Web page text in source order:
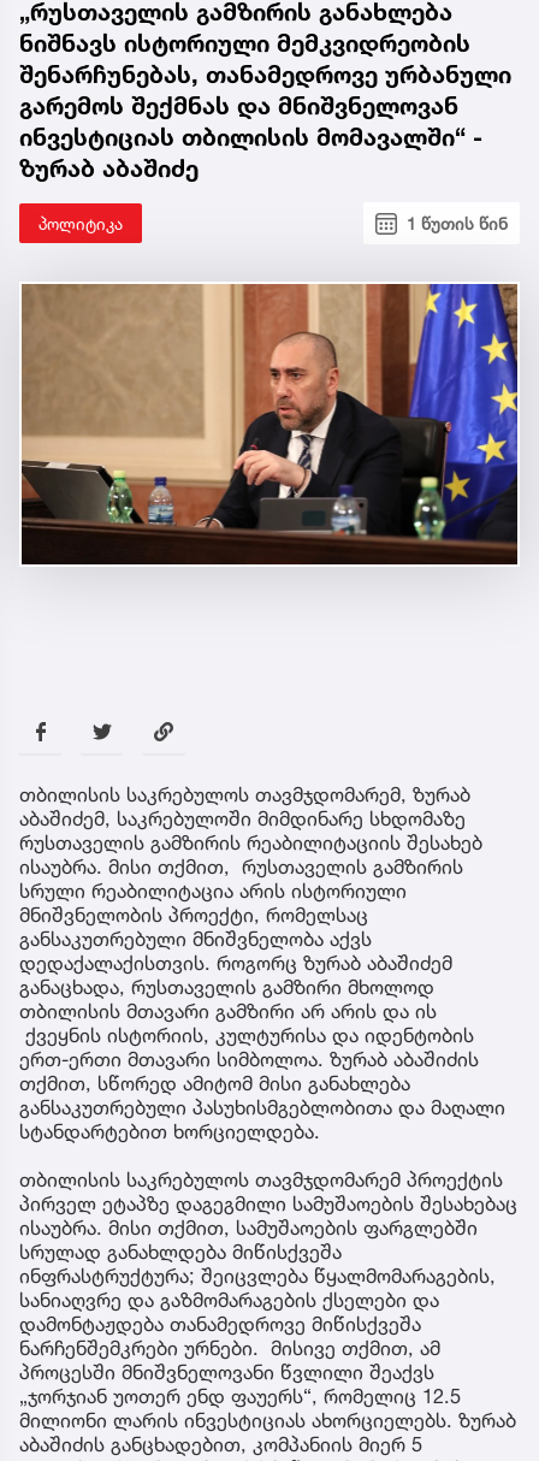
„რუსთაველის გამზირის განახლება
ნიშნავს ისტორიული მემკვიდრეობის
შენარჩუნებას, თანამედროვე ურბანული
გარემოს შექმნას და მნიშვნელოვან
ინვესტიციას თბილისის მომავალში“ -
ზურაბ აბაშიძე
პოლიტიკა 1 წუთის წინ
თბილისის საკრებულოს თავმჯდომარემ, ზურაბ
აბაშიძემ, საკრებულოში მიმდინარე სხდომაზე
რუსთაველის გამზირის რეაბილიტაციის შესახებ
ისაუბრა. მისი თქმით, რუსთაველის გამზირის
სრული რეაბილიტაცია არის ისტორიული
მნიშვნელობის პროექტი, რომელსაც
განსაკუთრებული მნიშვნელობა აქვს
დედაქალაქისთვის. როგორც ზურაბ აბაშიძემ
განაცხადა, რუსთაველის გამზირი მხოლოდ
თბილისის მთავარი გამზირი არ არის და ის
ქვეყნის ისტორიის, კულტურისა და იდენტობის
ერთ-ერთი მთავარი სიმბოლოა. ზურაბ აბაშიძის
თქმით, სწორედ ამიტომ მისი განახლება
განსაკუთრებული პასუხისმგებლობითა და მაღალი
სტანდარტებით ხორციელდება.
თბილისის საკრებულოს თავმჯდომარემ პროექტის
პირველ ეტაპზე დაგეგმილი სამუშაოების შესახებაც
ისაუბრა. მისი თქმით, სამუშაოების ფარგლებში
სრულად განახლდება მიწისქვეშა
ინფრასტრუქტურა; შეიცვლება წყალმომარაგების,
სანიაღვრე და გაზმომარაგების ქსელები და
დამონტაჟდება თანამედროვე მიწისქვეშა
ნარჩენშემკრები ურნები. მისივე თქმით, ამ
პროცესში მნიშვნელოვანი წვლილი შეაქვს
„ჯორჯიან უოთერ ენდ ფაუერს“, რომელიც 12.5
მილიონი ლარის ინვესტიციას ახორციელებს. ზურაბ
აბაშიძის განცხადებით, კომპანიის მიერ 5